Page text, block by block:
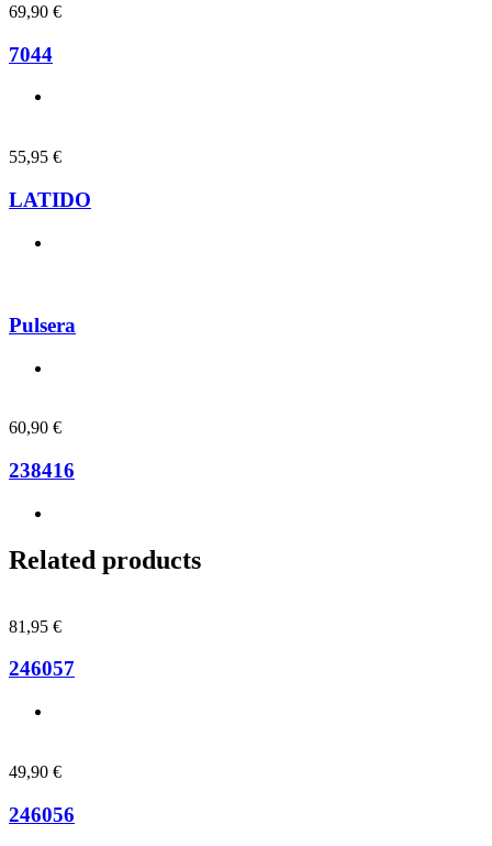
69,90 €
7044
55,95 €
LATIDO
Pulsera
60,90 €
238416
Related products
81,95 €
246057
49,90 €
246056